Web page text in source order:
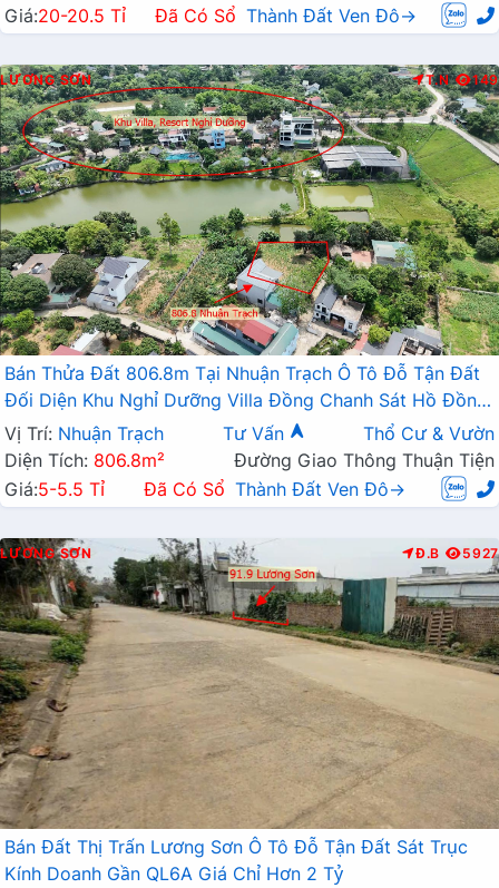
Giá:20-20.5 Tỉ Đã Có Sổ Thành Đất Ven Đô→
LƯƠNG SƠN T.N 149
Bán Thửa Đất 806.8m Tại Nhuận Trạch Ô Tô Đỗ Tận Đất
Đối Diện Khu Nghỉ Dưỡng Villa Đồng Chanh Sát Hồ Đồng
Chanh
Vị Trí: Nhuận Trạch Tư Vấn
Thổ Cư & Vườn
Diện Tích: 806.8m²
Đường Giao Thông Thuận Tiện
Giá:5-5.5 Tỉ Đã Có Sổ Thành Đất Ven Đô→
LƯƠNG SƠN Đ.B 5927
Bán Đất Thị Trấn Lương Sơn Ô Tô Đỗ Tận Đất Sát Trục
Kính Doanh Gần QL6A Giá Chỉ Hơn 2 Tỷ